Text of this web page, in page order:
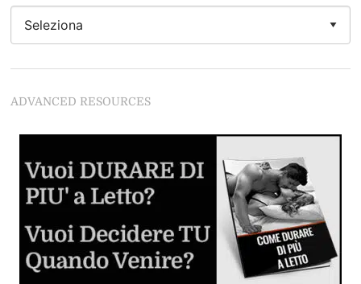
Guida al Cunnilingus
Imparare dalle lesbiche
Come Fare Sesso Anale: la Guida Completa
ADVANCED RESOURCES